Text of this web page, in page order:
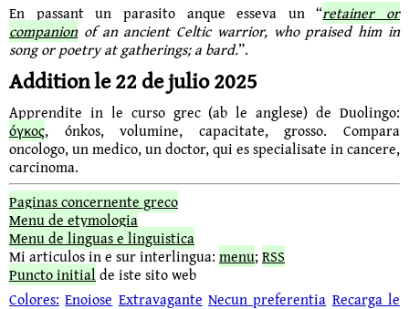
En passant un parasito anque esseva un “retainer or
companionof an ancient Celtic warrior, who praised him in
song or poetry at gatherings; a bard.”.
Addition le 22 de julio 2025
Apprendite in le curso grec (ab le anglese) de Duolingo:
όγκος, ónkos, volumine, capacitate, grosso. Compara
oncologo, un medico, un doctor, qui es specialisate in cancere,
carcinoma.
Paginas concernente greco
Menu de etymologia
Menu de linguas e linguistica
Mi articulos in e sur interlingua: menu;RSS
Puncto initial de iste sito web
Colores: Enoiose Extravagante Necun preferentia Recarga le